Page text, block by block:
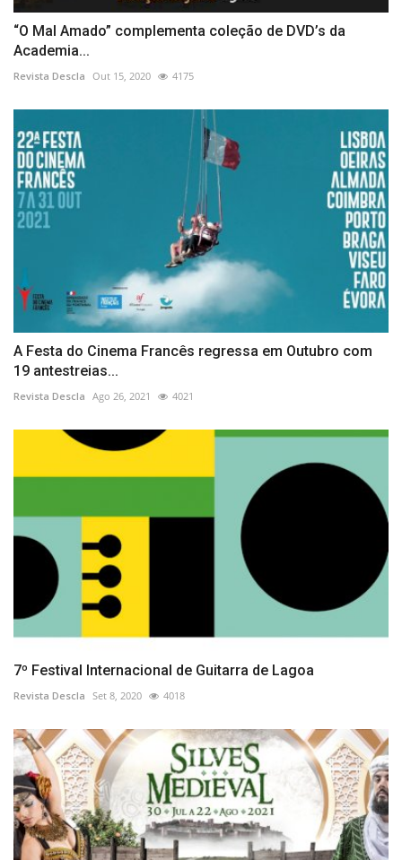
“O Mal Amado” complementa coleção de DVD’s da
Academia...
Revista Descla Out 15, 2020 4175
A Festa do Cinema Francês regressa em Outubro com
19 antestreias...
Revista Descla Ago 26, 2021 4021
7º Festival Internacional de Guitarra de Lagoa
Revista Descla Set 8, 2020 4018